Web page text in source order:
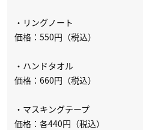
・リングノート
価格：550円（税込）
・ハンドタオル
価格：660円（税込）
・マスキングテープ
価格：各440円（税込）